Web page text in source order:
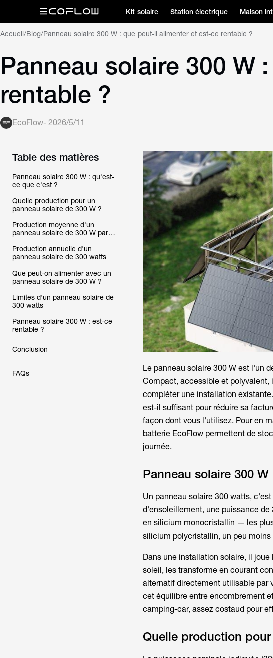
Kit solaire Station électrique Maison
Accueil/Blog/Panneau solaire 300 W : que peut-il alimenter et est-ce rentable ?
Panneau solaire 300 W
rentable ?
EcoFlow- 2026/5/11
Table des matières
Panneau solaire 300 W : qu'est-
ce que c'est ?
Quelle production pour un
panneau solaire de 300 W ?
Production moyenne d'un
panneau solaire de 300 W par
Production annuelle d'un
panneau solaire de 300 watts
Que peut-on alimenter avec un
panneau solaire de 300 W ?
Limites d'un panneau solaire de
300 watts
Panneau solaire 300 W : est-ce
rentable ?
Conclusion
FAQs
Le panneau solaire 300 West l'un
Compact, accessible et
compléter une installation
est-il suffisant pour réduire sa
façon dont vous l'utilisez. Pour en
batterie EcoFlow permettent de
journée.
Panneau solaire 300
Un panneau solaire 300 watts, c'est
d'ensoleillement, une puissance
en silicium monocristallin — les
silicium polycristallin, un peu
Dans une installation solaire, il
soleil, les transforme en courant
alternatif directement utilisable par
cet équilibre entre encombrement
camping-car, assez costaud pour
Quelle production